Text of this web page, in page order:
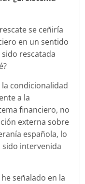
se ceñiría
en un sentido
rescatada
condicionalidad
a la
financiero, no
externa sobre
española, lo
intervenida
señalado en la